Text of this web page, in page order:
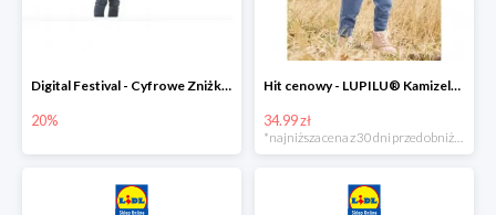
Digital Festival - Cyfrowe Zniżki Ubrania dla dzieci w Lidlu -20%
20%
Hit cenowy - LUPILU® Kamizelka pikowana dziewczęca
34.99 zł